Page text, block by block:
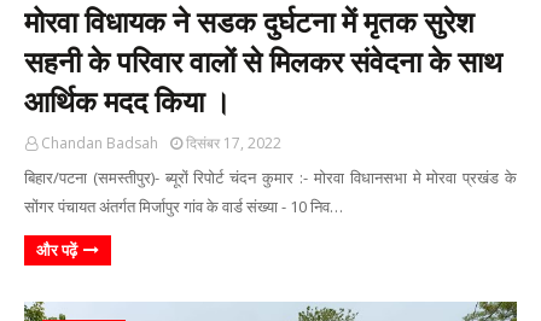
मोरवा विधायक ने सडक दुर्घटना में मृतक सुरेश
सहनी के परिवार वालों से मिलकर संवेदना के साथ
आर्थिक मदद किया ।
Chandan Badsah दिसंबर 17, 2022
बिहार/पटना (समस्तीपुर)- ब्यूरों रिपोर्ट चंदन कुमार :- मोरवा विधानसभा मे मोरवा प्रखंड के
सोंगर पंचायत अंतर्गत मिर्जापुर गांव के वार्ड संख्या - 10 निव…
और पढ़ें